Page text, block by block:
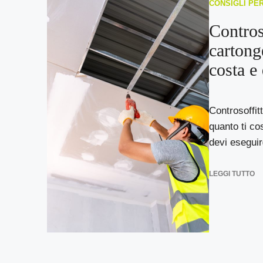
CONSIGLI
costa e
quanto ti
devi
LEGGI TUTTO